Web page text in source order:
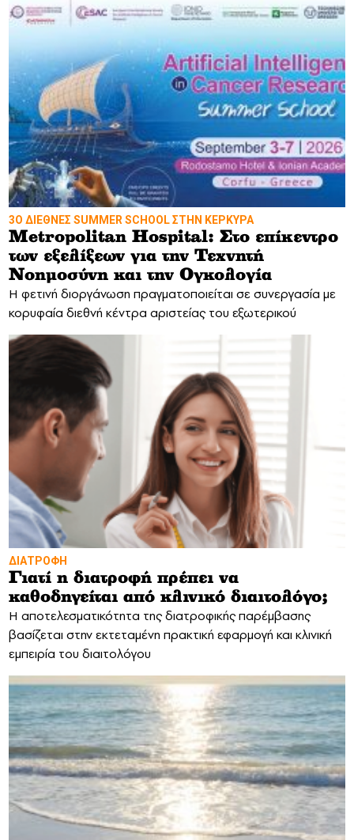
3Ο ΔΙΕΘΝΕΣ SUMMER SCHOOL ΣΤΗΝ ΚΕΡΚΥΡΑ
Metropolitan Hospital: Στο επίκεντρο
των εξελίξεων για την Τεχνητή
Νοημοσύνη και την Ογκολογία
Η φετινή διοργάνωση πραγματοποιείται σε συνεργασία με
κορυφαία διεθνή κέντρα αριστείας του εξωτερικού
ΔΙΑΤΡΟΦΗ
Γιατί η διατροφή πρέπει να
καθοδηγείται από κλινικό διαιτολόγο;
Η αποτελεσματικότητα της διατροφικής παρέμβασης
βασίζεται στην εκτεταμένη πρακτική εφαρμογή και κλινική
εμπειρία του διαιτολόγου